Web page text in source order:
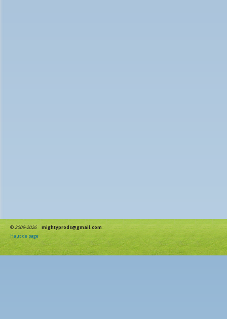
©2009-2026
mightyprods@gmail.com
Haut de page